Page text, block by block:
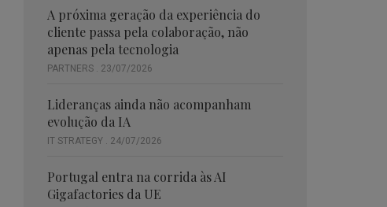
A próxima geração da experiência do
cliente passa pela colaboração, não
apenas pela tecnologia
PARTNERS . 23/07/2026
Lideranças ainda não acompanham
evolução da IA
IT STRATEGY . 24/07/2026
Portugal entra na corrida às AI
Gigafactories da UE